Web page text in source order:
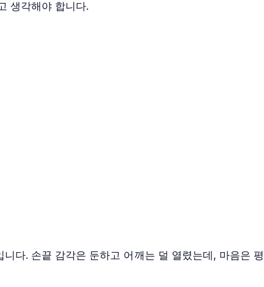
생각해야 합니다.
다. 손끝 감각은 둔하고 어깨는 덜 열렸는데, 마음은